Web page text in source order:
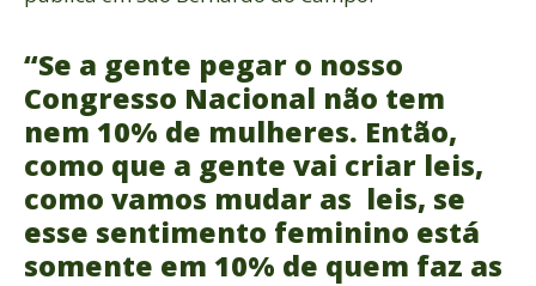
“Se a gente pegar o nosso
Congresso Nacional não tem
nem 10% de mulheres. Então,
como que a gente vai criar leis,
como vamos mudar as leis, se
esse sentimento feminino está
somente em 10% de quem faz as